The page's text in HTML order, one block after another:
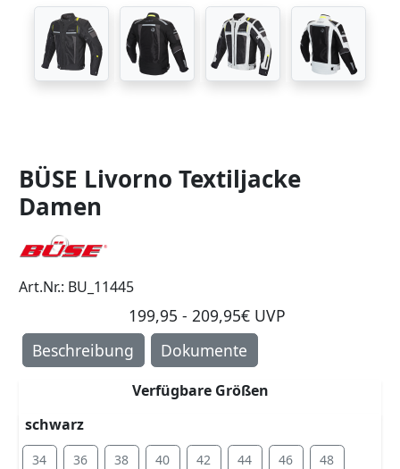
BÜSE Livorno Textiljacke
Damen
Art.Nr.: BU_11445
199,95 - 209,95€ UVP
Beschreibung
Dokumente
Verfügbare Größen
schwarz
34 36 38 40 42 44 46 48